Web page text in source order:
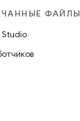
ФАЙЛЫ
Studio